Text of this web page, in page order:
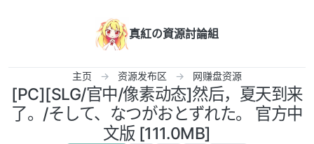
真紅の資源討論組
主页 资源发布区 网赚盘资源
[PC][SLG/官中/像素动态]然后，夏天到来
了。/そして、なつがおとずれた。 官方中
文版 [111.0MB]